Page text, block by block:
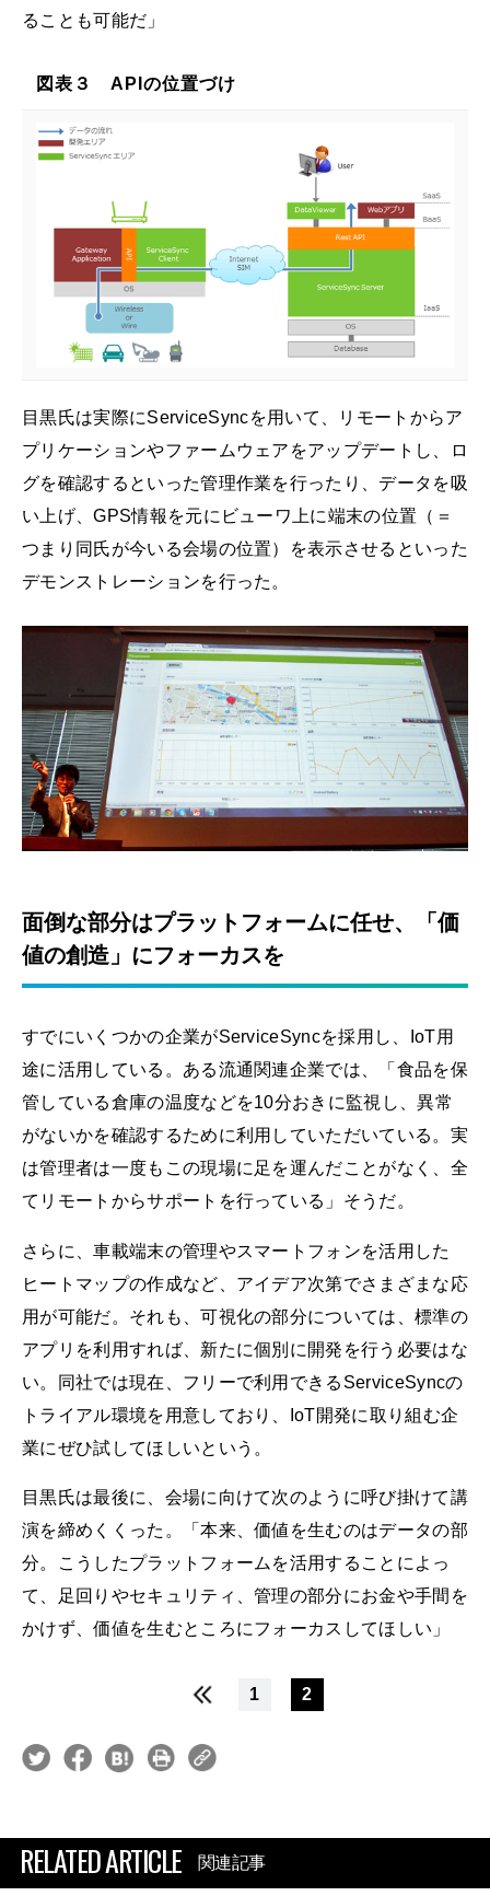
ることも可能だ」
図表３ APIの位置づけ
目黒氏は実際にServiceSyncを用いて、リモートからア
プリケーションやファームウェアをアップデートし、ロ
グを確認するといった管理作業を行ったり、データを吸
い上げ、GPS情報を元にビューワ上に端末の位置（＝
つまり同氏が今いる会場の位置）を表示させるといった
デモンストレーションを行った。
面倒な部分はプラットフォームに任せ、「価
値の創造」にフォーカスを
すでにいくつかの企業がServiceSyncを採用し、IoT用
途に活用している。ある流通関連企業では、「食品を保
管している倉庫の温度などを10分おきに監視し、異常
がないかを確認するために利用していただいている。実
は管理者は一度もこの現場に足を運んだことがなく、全
てリモートからサポートを行っている」そうだ。
さらに、車載端末の管理やスマートフォンを活用した
ヒートマップの作成など、アイデア次第でさまざまな応
用が可能だ。それも、可視化の部分については、標準の
アプリを利用すれば、新たに個別に開発を行う必要はな
い。同社では現在、フリーで利用できるServiceSyncの
トライアル環境を用意しており、IoT開発に取り組む企
業にぜひ試してほしいという。
目黒氏は最後に、会場に向けて次のように呼び掛けて講
演を締めくくった。「本来、価値を生むのはデータの部
分。こうしたプラットフォームを活用することによっ
て、足回りやセキュリティ、管理の部分にお金や手間を
かけず、価値を生むところにフォーカスしてほしい」
1 2
RELATED ARTICLE 関連記事